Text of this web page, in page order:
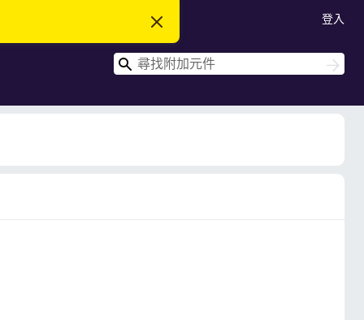
忽
此
通
知
登入
搜
搜
尋